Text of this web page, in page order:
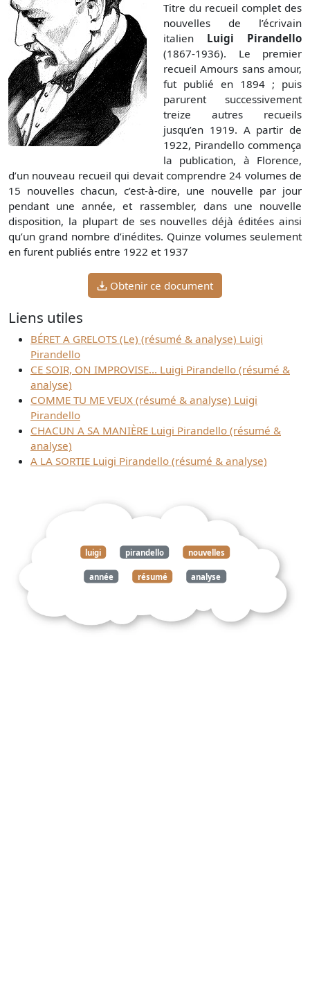
Titre du recueil complet des
nouvelles de l’écrivain
italien Luigi Pirandello
(1867-1936). Le premier
recueil Amours sans amour,
fut publié en 1894 ; puis
parurent successivement
treize autres recueils
jusqu’en 1919. A partir de
1922, Pirandello commença
la publication, à Florence,
d’un nouveau recueil qui devait comprendre 24 volumes de
15 nouvelles chacun, c’est-à-dire, une nouvelle par jour
pendant une année, et rassembler, dans une nouvelle
disposition, la plupart de ses nouvelles déjà éditées ainsi
qu’un grand nombre d’inédites. Quinze volumes seulement
en furent publiés entre 1922 et 1937
Obtenir ce document
Liens utiles
BÉRET A GRELOTS (Le) (résumé & analyse) Luigi
Pirandello
CE SOIR, ON IMPROVISE... Luigi Pirandello (résumé &
analyse)
COMME TU ME VEUX (résumé & analyse) Luigi
Pirandello
CHACUN A SA MANIÈRE Luigi Pirandello (résumé &
analyse)
A LA SORTIE Luigi Pirandello (résumé & analyse)
luigi pirandello nouvelles
année résumé analyse